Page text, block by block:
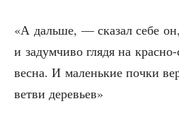
«А даль­ше, — ска­зал себе он,
и задум­чи­во гля­дя на
вес­на. И малень­кие поч­ки
вет­ви деревьев»